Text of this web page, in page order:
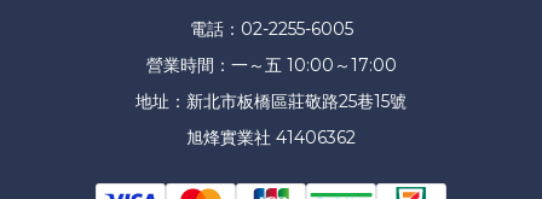
電話：02-2255-6005
營業時間：一～五 10:00～17:00
地址：新北市板橋區莊敬路25巷15號
旭烽實業社 41406362